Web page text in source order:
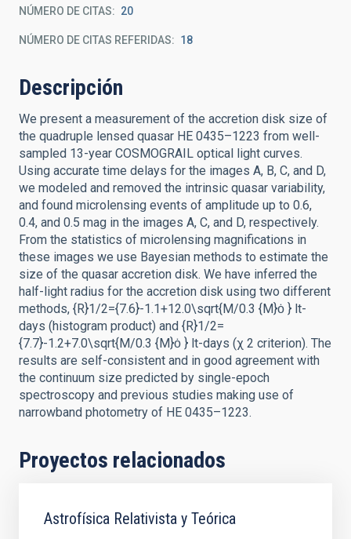
NÚMERO DE CITAS 20
NÚMERO DE CITAS REFERIDAS 18
Descripción
We present a measurement of the accretion disk size of
the quadruple lensed quasar HE 0435–1223 from well-
sampled 13-year COSMOGRAIL optical light curves.
Using accurate time delays for the images A, B, C, and D,
we modeled and removed the intrinsic quasar variability,
and found microlensing events of amplitude up to 0.6,
0.4, and 0.5 mag in the images A, C, and D, respectively.
From the statistics of microlensing magnifications in
these images we use Bayesian methods to estimate the
size of the quasar accretion disk. We have inferred the
half-light radius for the accretion disk using two different
methods, {R}1/2={7.6}-1.1+12.0\sqrt{M/0.3 {M}ȯ } lt-
days (histogram product) and {R}1/2=
{7.7}-1.2+7.0\sqrt{M/0.3 {M}ȯ } lt-days (χ 2 criterion). The
results are self-consistent and in good agreement with
the continuum size predicted by single-epoch
spectroscopy and previous studies making use of
narrowband photometry of HE 0435–1223.
Proyectos relacionados
Astrofísica Relativista y Teórica